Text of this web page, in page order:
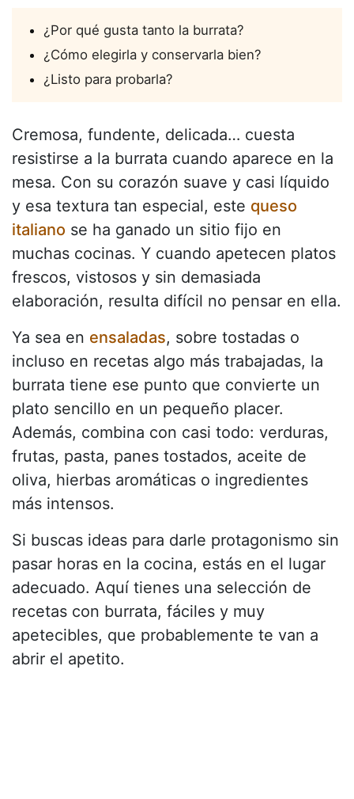
¿Por qué gusta tanto la burrata?
¿Cómo elegirla y conservarla bien?
¿Listo para probarla?
Cremosa, fundente, delicada… cuesta
resistirse a la burrata cuando aparece en la
mesa. Con su corazón suave y casi líquido
y esa textura tan especial, este queso
italiano se ha ganado un sitio fijo en
muchas cocinas. Y cuando apetecen platos
frescos, vistosos y sin demasiada
elaboración, resulta difícil no pensar en ella.
Ya sea en ensaladas, sobre tostadas o
incluso en recetas algo más trabajadas, la
burrata tiene ese punto que convierte un
plato sencillo en un pequeño placer.
Además, combina con casi todo: verduras,
frutas, pasta, panes tostados, aceite de
oliva, hierbas aromáticas o ingredientes
más intensos.
Si buscas ideas para darle protagonismo sin
pasar horas en la cocina, estás en el lugar
adecuado. Aquí tienes una selección de
recetas con burrata, fáciles y muy
apetecibles, que probablemente te van a
abrir el apetito.